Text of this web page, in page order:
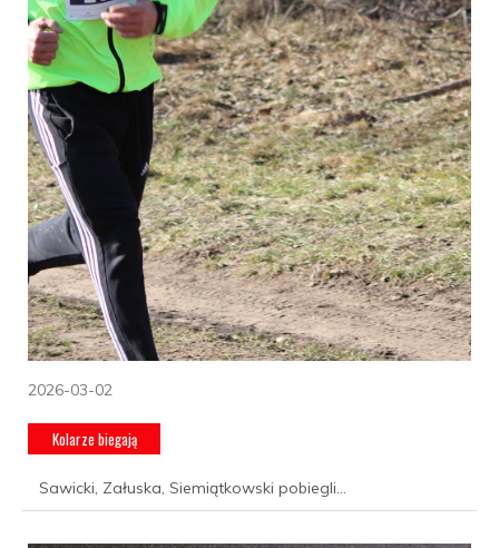
2026-03-02
Kolarze biegają
Sawicki, Załuska, Siemiątkowski pobiegli...